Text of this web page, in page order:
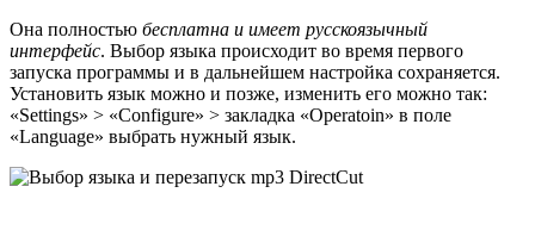
Она полностью бесплатна и имеет русскоязычный
интерфейс. Выбор языка происходит во время первого
запуска программы и в дальнейшем настройка сохраняется.
Установить язык можно и позже, изменить его можно так:
«Settings» > «Configure» > закладка «Operatoin» в поле
«Language» выбрать нужный язык.